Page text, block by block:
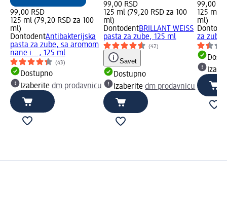
99,00 RSD
125 ml (79,20 RSD za 100
ml)
DontodentAntibakterijska
pasta za zube, sa aromom
nane i..., 125 ml
(43)
Dostupno
Izaberite dm prodavnicu
99,00 RSD
125 ml (79,20 RSD za 100
ml)
DontodentBRILLANT WEISS
pasta za zube, 125 ml
(42)
Savet
Dostupno
Izaberitedm prodavnicu
99,00
125 ml
ml)
za zube,